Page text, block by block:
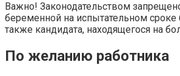
Важно! Законодательством
беременной на испытательном сроке
также кандидата, находящегося на
По желанию работника